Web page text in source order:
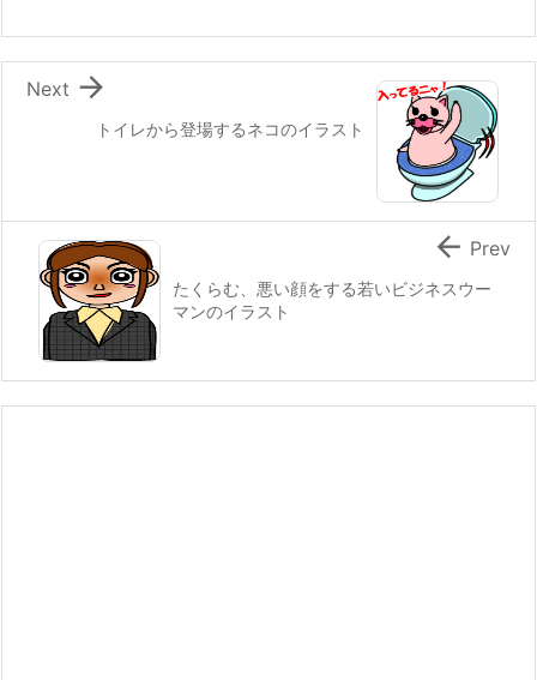
トイレから登場するネコのイラスト

Next
たくらむ、悪い顔をする若いビジネスウー
マンのイラスト
 Prev